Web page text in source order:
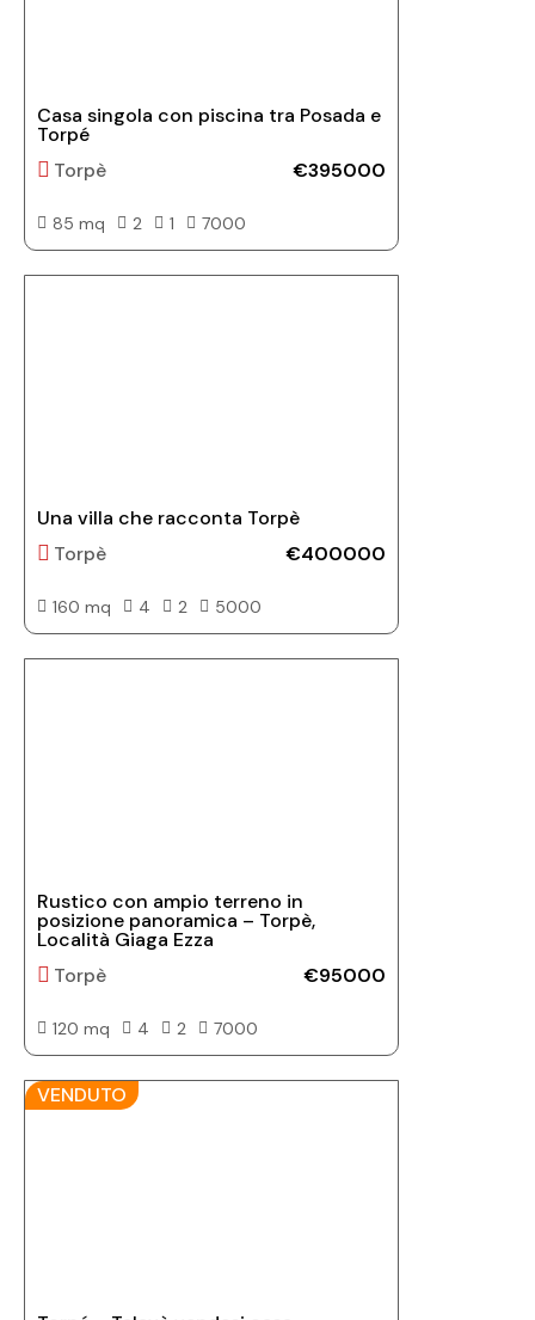
Casa singola con piscina tra Posada e
Torpé
Torpè
€395000
85 mq 2 1 7000
Una villa che racconta Torpè
Torpè
€400000
160 mq 4 2 5000
Rustico con ampio terreno in
posizione panoramica – Torpè,
Località Giaga Ezza
Torpè
€95000
120 mq 4 2 7000
VENDUTO